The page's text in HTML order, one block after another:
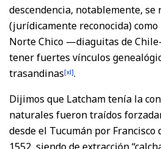
descendencia, notablemente, se
(jurídicamente reconocida)
Norte Chico —diaguitas de
tener fuertes vínculos
trasandinas[xl].
Dijimos que Latcham tenía la
naturales fueron traídos
desde el Tucumán por Francisco